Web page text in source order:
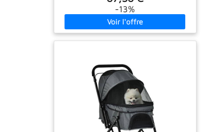
profitez de vos
courses avec votre
chien, offrez-lui une
compagnie et
Windows All
Direction pour l'air
frais et les vues
scéniques : notre
poussette pour
animaux de
compagnie est
-13%